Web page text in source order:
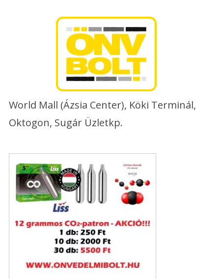
World Mall (Ázsia Center), Köki Terminál,
Oktogon, Sugár Üzletkp.